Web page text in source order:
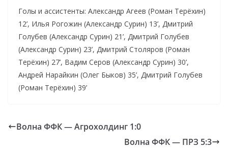
Голы и ассистенты: Александр Агеев (Роман Терёхин)
12’, Илья Рогожин (Александр Сурин) 13’, Дмитрий
Голубев (Александр Сурин) 21’, Дмитрий Голубев
(Александр Сурин) 23’, Дмитрий Столяров (Роман
Терёхин) 27’, Вадим Серов (Александр Сурин) 30’,
Андрей Нарайкин (Олег Быков) 35’, Дмитрий Голубев
(Роман Терёхин) 39’
Волна ФФК — Агрохолдинг 1:0
Волна ФФК — ПРЗ 5:3